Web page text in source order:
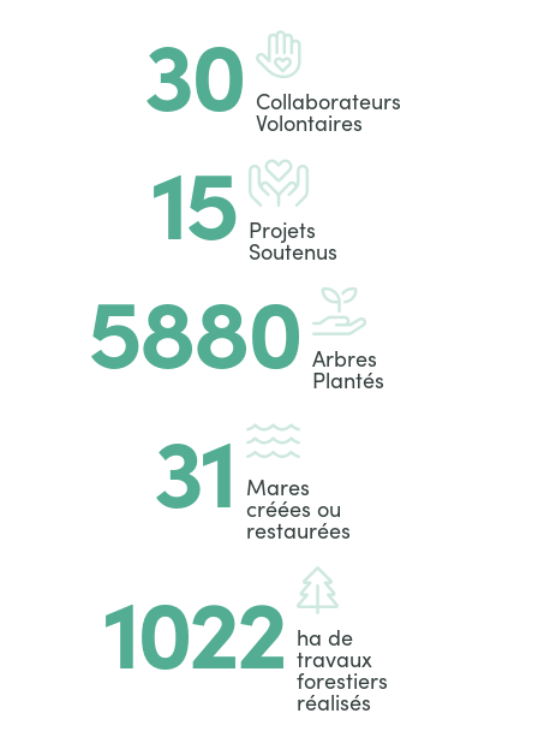
Chiffre
30 Icon
Titre
Collaborateurs
Volontaires
Chiffre
15Icon
Titre
Projets
Soutenus
Chiffre
5880 Icon
Titre
Arbres
Plantés
Chiffre
31 Icon
Titre
Mares
créées ou
restaurées
Chiffre
1038 Icon
Titre
ha de
travaux
forestiers
réalisés